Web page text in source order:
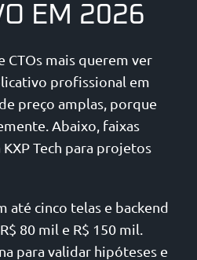
EM 2026
CTOs mais querem ver
profissional em
preço amplas, porque
Abaixo, faixas
Tech para projetos
até cinco telas e backend
80 mil e R$ 150 mil.
para validar hipóteses e